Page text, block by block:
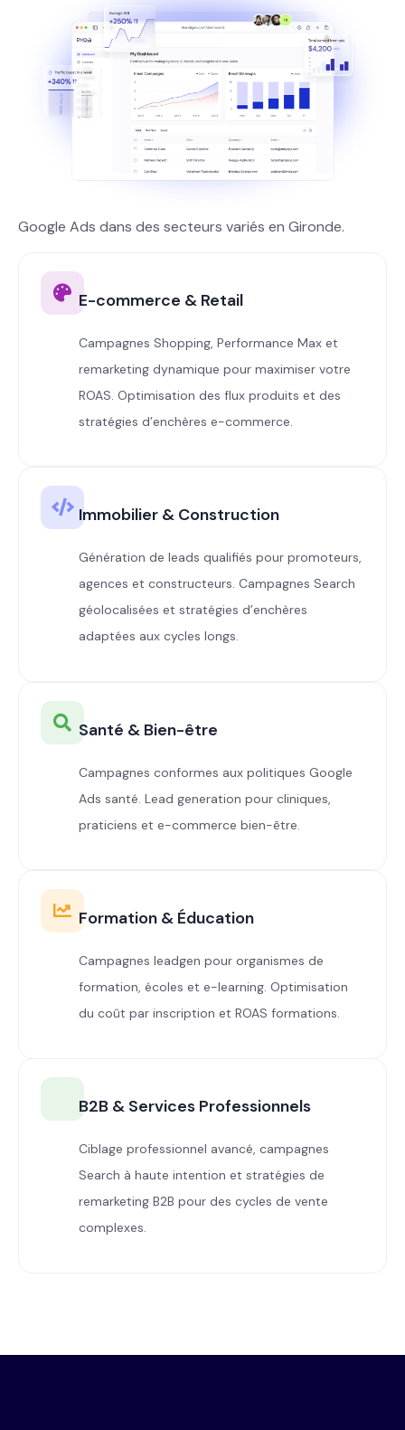
Google Ads dans des secteurs variés en Gironde.
E-commerce & Retail
Campagnes Shopping, Performance Max et
remarketing dynamique pour maximiser votre
ROAS. Optimisation des flux produits et des
stratégies d’enchères e-commerce.
Immobilier & Construction
Génération de leads qualifiés pour promoteurs,
agences et constructeurs. Campagnes Search
géolocalisées et stratégies d’enchères
adaptées aux cycles longs.
Santé & Bien-être
Campagnes conformes aux politiques Google
Ads santé. Lead generation pour cliniques,
praticiens et e-commerce bien-être.
Formation & Éducation
Campagnes leadgen pour organismes de
formation, écoles et e-learning. Optimisation
du coût par inscription et ROAS formations.
B2B & Services Professionnels
Ciblage professionnel avancé, campagnes
Search à haute intention et stratégies de
remarketing B2B pour des cycles de vente
complexes.